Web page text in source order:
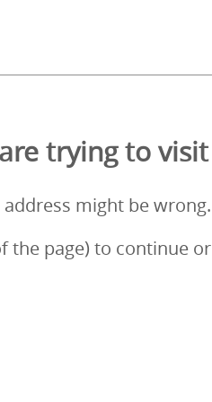
trying to visit
might be wrong.
the page) to continue or